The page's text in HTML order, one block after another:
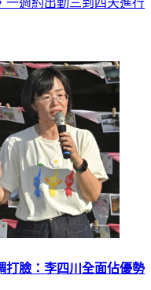
打臉：李四川全面佔優勢